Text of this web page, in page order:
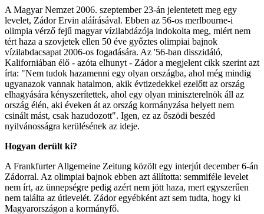
A Magyar Nemzet 2006. szeptember 23-án jelentetett meg egy
levelet, Zádor Ervin aláírásával. Ebben az 56-os merlbourne-i
olimpia vérző fejű magyar vízilabdázója indokolta meg, miért nem
tért haza a szovjetek ellen 50 éve győztes olimpiai bajnok
vízilabdacsapat 2006-os fogadására. Az '56-ban disszidáló,
Kaliforniában élő - azóta elhunyt - Zádor a megjelent cikk szerint azt
írta: "Nem tudok hazamenni egy olyan országba, ahol még mindig
ugyanazok vannak hatalmon, akik évtizedekkel ezelőtt az ország
elhagyására kényszerítettek, ahol egy olyan miniszterelnök áll az
ország élén, aki éveken át az ország kormányzása helyett nem
csinált mást, csak hazudozott". Igen, ez az őszödi beszéd
nyilvánosságra kerülésének az ideje.
Hogyan derült ki?
A Frankfurter Allgemeine Zeitung közölt egy interjút december 6-án
Zádorral. Az olimpiai bajnok ebben azt állította: semmiféle levelet
nem írt, az ünnepségre pedig azért nem jött haza, mert egyszerűen
nem találta az útlevelét. Zádor egyébként azt sem tudta, hogy ki
Magyarországon a kormányfő.